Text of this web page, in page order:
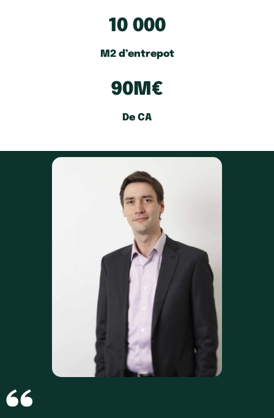
10 000
M2 d’entrepot
90M€
De CA